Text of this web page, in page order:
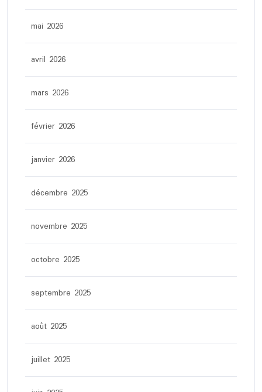
mai 2026
avril 2026
mars 2026
février 2026
janvier 2026
décembre 2025
novembre 2025
octobre 2025
septembre 2025
août 2025
juillet 2025